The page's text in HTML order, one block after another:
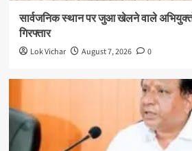
सार्वजनिक स्थान पर जुआ खेलने वाले
गिरफ्तार
Lok Vichar August 7, 2026 0